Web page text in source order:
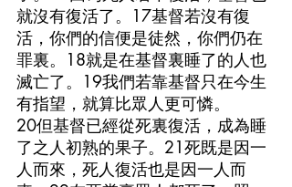
就沒有復活了。17基督若沒有復
活，你們的信便是徒然，你們仍在
罪裏。18就是在基督裏睡了的人也
滅亡了。19我們若靠基督只在今生
有指望，就算比眾人更可憐。
20但基督已經從死裏復活，成為睡
了之人初熟的果子。21死既是因一
人而來，死人復活也是因一人而